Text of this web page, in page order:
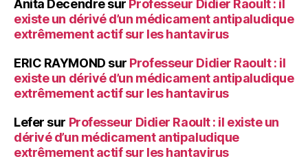
Anita Decendresur Professeur Didier Raoult : il
existe un dérivé d’un médicament antipaludique
extrêmement actif sur les hantavirus
ERIC RAYMOND sur Professeur Didier Raoult : il
existe un dérivé d’un médicament antipaludique
extrêmement actif sur les hantavirus
Lefer sur Professeur Didier Raoult : il existe un
dérivé d’un médicament antipaludique
extrêmement actif sur les hantavirus